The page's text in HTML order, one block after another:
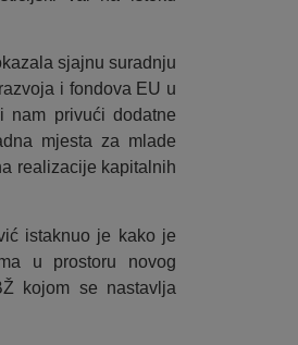
sjajnu suradnju
i fondova EU u
nam privući dodatne
mjesta za mlade
realizacije kapitalnih
istaknuo je kako je
u prostoru novog
kojom se nastavlja